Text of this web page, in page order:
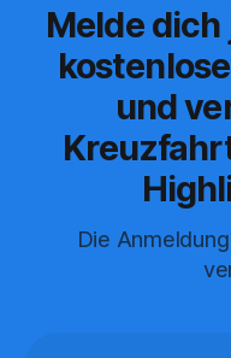
Melde
und
Die